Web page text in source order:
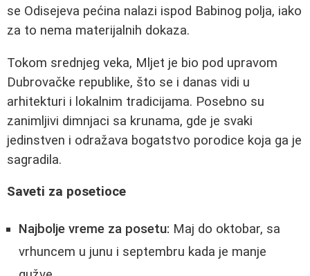
se Odisejeva pećina nalazi ispod Babinog polja, iako
za to nema materijalnih dokaza.
Tokom srednjeg veka, Mljet je bio pod upravom
Dubrovačke republike, što se i danas vidi u
arhitekturi i lokalnim tradicijama. Posebno su
zanimljivi dimnjaci sa krunama, gde je svaki
jedinstven i odražava bogatstvo porodice koja ga je
sagradila.
Saveti za posetiocе
Najbolje vreme za posetu: Maj do oktobar, sa
vrhuncem u junu i septembru kada je manje